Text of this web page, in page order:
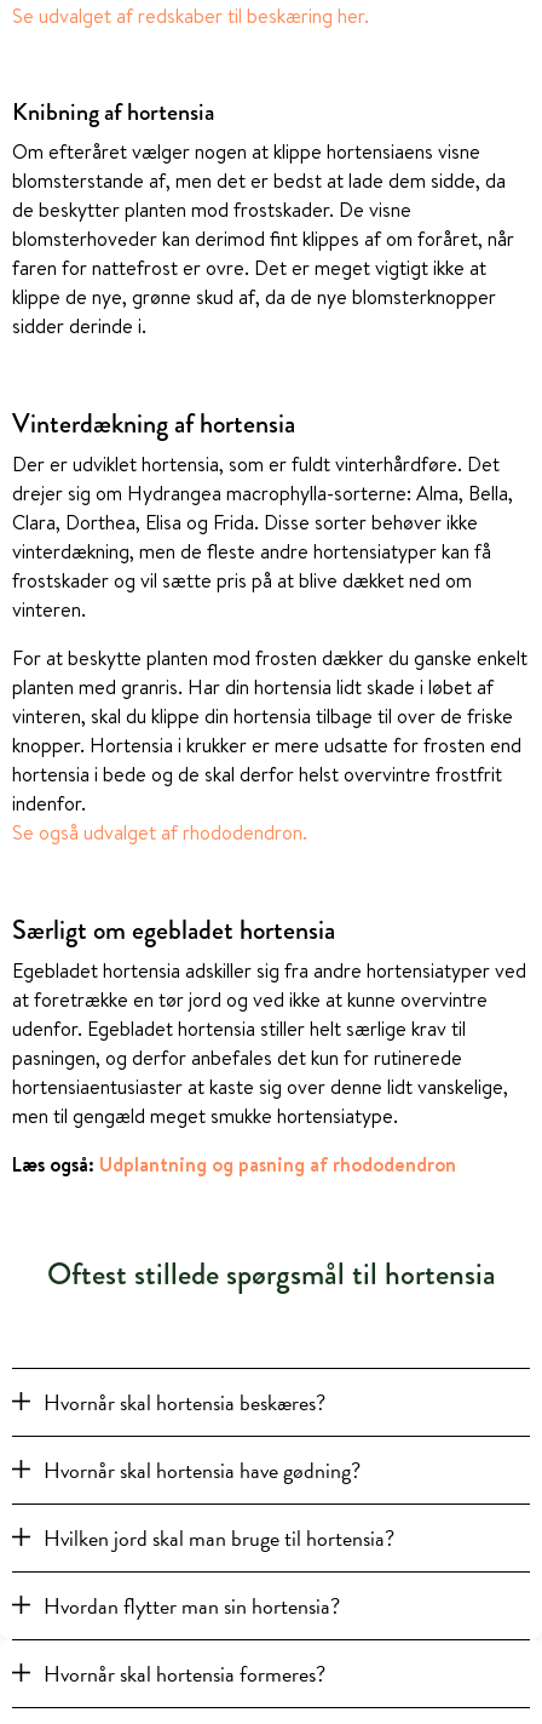
Se udvalget af redskaber til beskæring her.
Knibning af hortensia
Om efteråret vælger nogen at klippe hortensiaens visne
blomsterstande af, men det er bedst at lade dem sidde, da
de beskytter planten mod frostskader. De visne
blomsterhoveder kan derimod fint klippes af om foråret, når
faren for nattefrost er ovre. Det er meget vigtigt ikke at
klippe de nye, grønne skud af, da de nye blomsterknopper
sidder derinde i.
Vinterdækning af hortensia
Der er udviklet hortensia, som er fuldt vinterhårdføre. Det
drejer sig om Hydrangea macrophylla-sorterne: Alma, Bella,
Clara, Dorthea, Elisa og Frida. Disse sorter behøver ikke
vinterdækning, men de fleste andre hortensiatyper kan få
frostskader og vil sætte pris på at blive dækket ned om
vinteren.
For at beskytte planten mod frosten dækker du ganske enkelt
planten med granris. Har din hortensia lidt skade i løbet af
vinteren, skal du klippe din hortensia tilbage til over de friske
knopper. Hortensia i krukker er mere udsatte for frosten end
hortensia i bede og de skal derfor helst overvintre frostfrit
indenfor.
Se også udvalget af rhododendron.
Særligt om egebladet hortensia
Egebladet hortensia adskiller sig fra andre hortensiatyper ved
at foretrække en tør jord og ved ikke at kunne overvintre
udenfor. Egebladet hortensia stiller helt særlige krav til
pasningen, og derfor anbefales det kun for rutinerede
hortensiaentusiaster at kaste sig over denne lidt vanskelige,
men til gengæld meget smukke hortensiatype.
Læs også: Udplantning og pasning af rhododendron
Oftest stillede spørgsmål til hortensia
Hvornår skal hortensia beskæres?
Hvornår skal hortensia have gødning?
Hvilken jord skal man bruge til hortensia?
Hvordan flytter man sin hortensia?
Hvornår skal hortensia formeres?